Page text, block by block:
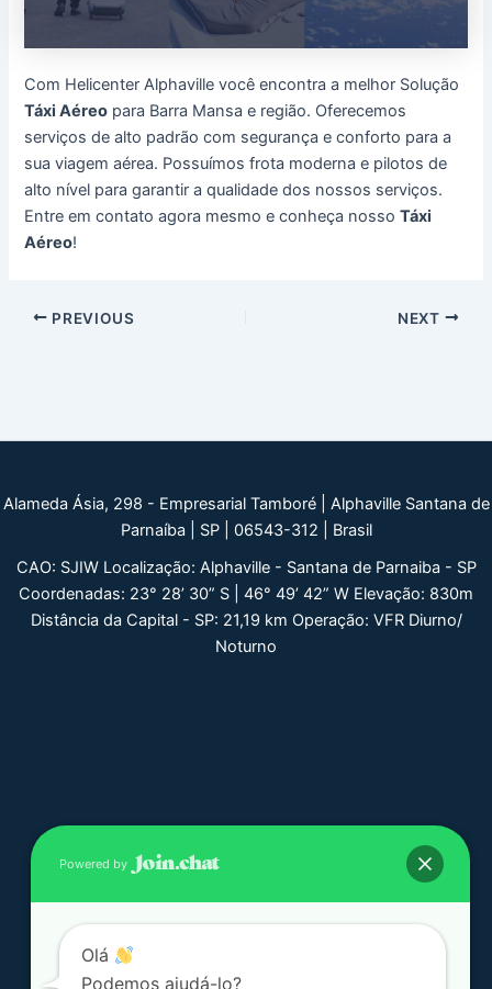
Com Helicenter Alphaville você encontra a melhor Solução
Táxi Aéreo para Barra Mansa e região. Oferecemos
serviços de alto padrão com segurança e conforto para a
sua viagem aérea. Possuímos frota moderna e pilotos de
alto nível para garantir a qualidade dos nossos serviços.
Entre em contato agora mesmo e conheça nossoTáxi
Aéreo!
Post
PREVIOUS NEXT
Alameda Ásia, 298 - Empresarial Tamboré | Alphaville Santana de
Parnaíba | SP | 06543-312 | Brasil
CAO: SJIW Localização: Alphaville - Santana de Parnaiba - SP
Coordenadas: 23° 28’ 30” S | 46° 49’ 42” W Elevação: 830m
Distância da Capital - SP: 21,19 km Operação: VFR Diurno/
Noturno
Powered by
Olá
Podemos ajudá-lo?